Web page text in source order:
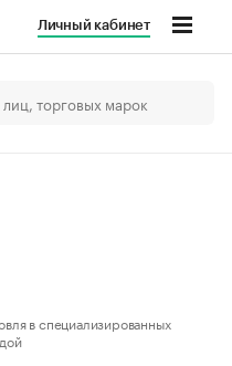
Личный кабинет
в специализированных